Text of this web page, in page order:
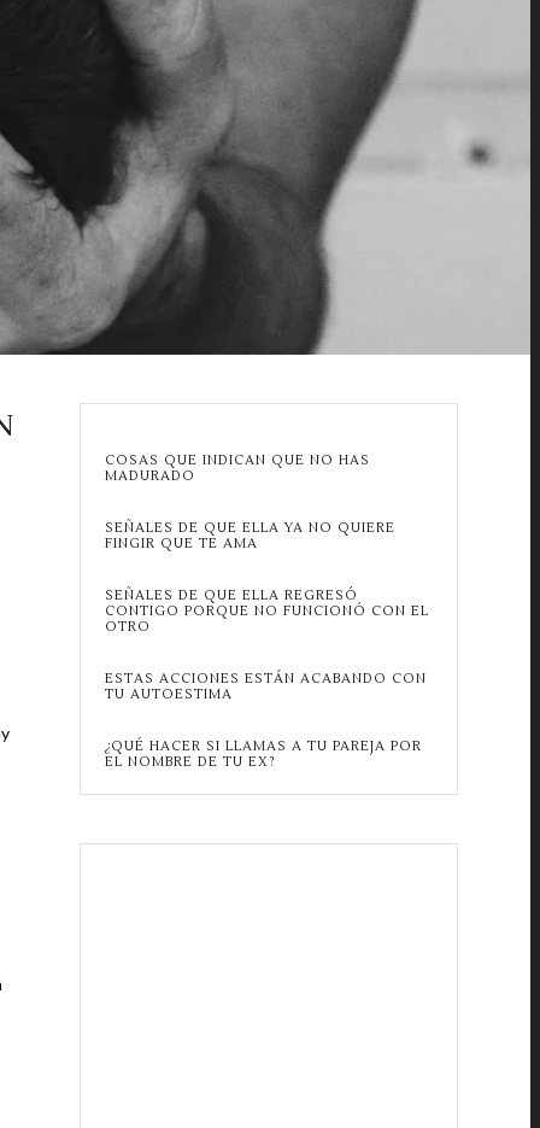
COSAS QUE INDICAN QUE NO HAS
MADURADO
SEÑALES DE QUE ELLA YA NO QUIERE
FINGIR QUE TE AMA
SEÑALES DE QUE ELLA REGRESÓ
CONTIGO PORQUE NO FUNCIONÓ CON EL
OTRO
ESTAS ACCIONES ESTÁN ACABANDO CON
TU AUTOESTIMA
¿QUÉ HACER SI LLAMAS A TU PAREJA POR
EL NOMBRE DE TU EX?